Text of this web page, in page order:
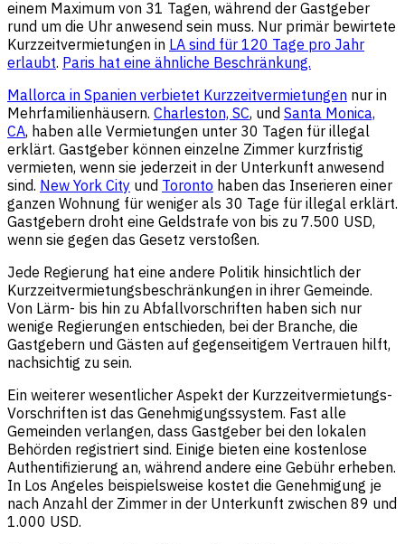
einem Maximum von 31 Tagen, während der Gastgeber
rund um die Uhr anwesend sein muss. Nur primär bewirtete
Kurzzeitvermietungen in LA sind für 120 Tage pro Jahr
erlaubt. Paris hat eine ähnliche Beschränkung.
Mallorca in Spanien verbietet Kurzzeitvermietungen nur in
Mehrfamilienhäusern. Charleston, SC, und Santa Monica,
CA, haben alle Vermietungen unter 30 Tagen für illegal
erklärt. Gastgeber können einzelne Zimmer kurzfristig
vermieten, wenn sie jederzeit in der Unterkunft anwesend
sind. New York City und Toronto haben das Inserieren einer
ganzen Wohnung für weniger als 30 Tage für illegal erklärt.
Gastgebern droht eine Geldstrafe von bis zu 7.500 USD,
wenn sie gegen das Gesetz verstoßen.
Jede Regierung hat eine andere Politik hinsichtlich der
Kurzzeitvermietungsbeschränkungen in ihrer Gemeinde.
Von Lärm- bis hin zu Abfallvorschriften haben sich nur
wenige Regierungen entschieden, bei der Branche, die
Gastgebern und Gästen auf gegenseitigem Vertrauen hilft,
nachsichtig zu sein.
Ein weiterer wesentlicher Aspekt der Kurzzeitvermietungs-
Vorschriften ist das Genehmigungssystem. Fast alle
Gemeinden verlangen, dass Gastgeber bei den lokalen
Behörden registriert sind. Einige bieten eine kostenlose
Authentifizierung an, während andere eine Gebühr erheben.
In Los Angeles beispielsweise kostet die Genehmigung je
nach Anzahl der Zimmer in der Unterkunft zwischen 89 und
1.000 USD.